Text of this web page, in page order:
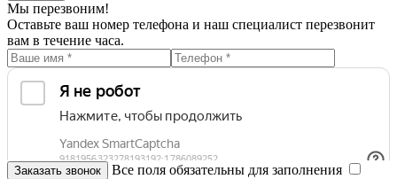
Мы перезвоним!
Оставьте ваш номер телефона и наш специалист перезвонит
вам в течение часа.
Все поля обязательны для заполнения